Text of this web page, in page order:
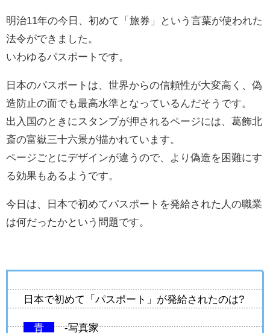
明治11年の今日、初めて「旅券」という言葉が使われた
法令ができました。
いわゆるパスポートです。
日本のパスポートは、世界からの信頼性が大変高く、偽
造防止の面でも最高水準となっているんだそうです。
出入国のときにスタンプが押されるページには、葛飾北
斎の富嶽三十六景が描かれています。
ページごとにデザインが違うので、より偽造を困難にす
る効果もあるようです。
今日は、日本で初めてパスポートを発給された人の職業
は何だったかという問題です。
日本で初めて「パスポート」が発給されたのは?
青
-写真家